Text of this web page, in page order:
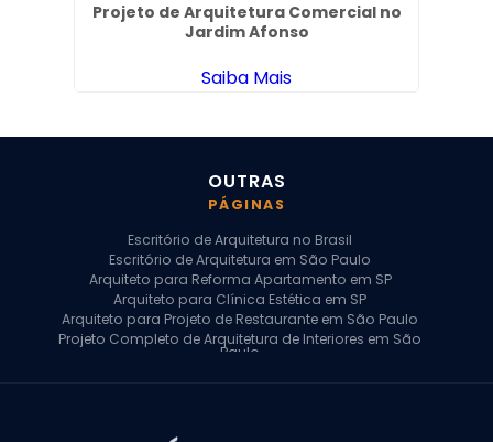
Projeto de Arquitetura Comercial no
Jardim Afonso
Saiba Mais
OUTRAS
PÁGINAS
Escritório de Arquitetura no Brasil
Escritório de Arquitetura em São Paulo
Arquiteto para Reforma Apartamento em SP
Arquiteto para Clínica Estética em SP
Arquiteto para Projeto de Restaurante em São Paulo
Projeto Completo de Arquitetura de Interiores em São
Paulo